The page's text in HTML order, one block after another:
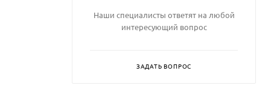
Наши специалисты ответят на любой
интересующий вопрос
ЗАДАТЬ ВОПРОС